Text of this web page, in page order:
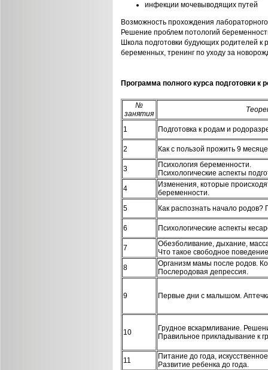
инфекции мочевыводящих путей
Возможность прохождения
Решение проблем потологий
Школа подготовки будующих родителей к
беременных, тренинг по уходу за
Программа полного курса подготовки к
№
занятия
1 Подготовка к родам и
2 Как с пользой прожить 9
3
Психология беременности.
Психологические аспекты
4
Изменения, которые
беременности.
5
Как распознать начало
6 Психологические аспекты
7
Обезболивание, дыхание,
Что такое свободное
8
Организм мамы после родов.
Послеродовая депрессия.
9 Первые дни с малышом.
10
Грудное вскармливание.
Правильное прикладывание к
11
Питание до года,
Развитие ребенка до года.